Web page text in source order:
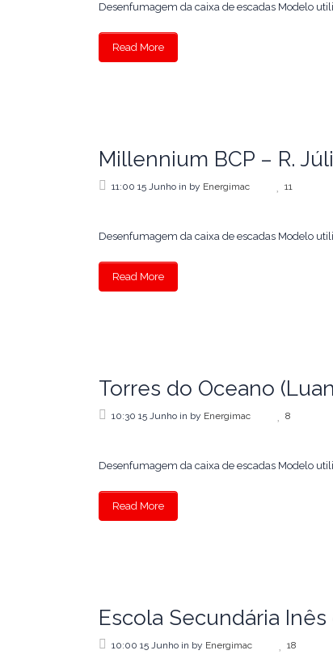
Desenfumagem da caixa de escadas Modelo
Read More
Millennium BCP – R.
11:00 15 Junho in by Energimac 11
Desenfumagem da caixa de escadas Modelo
Read More
Torres do Oceano
10:30 15 Junho in by Energimac 8
Desenfumagem da caixa de escadas Modelo
Read More
Escola Secundária
10:00 15 Junho in by Energimac 18